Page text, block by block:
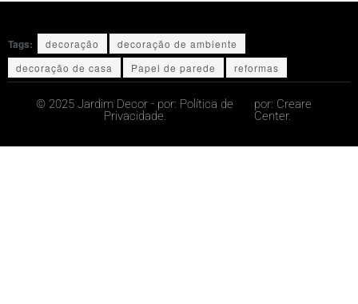
Tags: decoração
decoração de ambiente
decoração de casa
Papel de parede reformas
© 2025 Jardim Decor - por: Política de
Privacidade.
por: Creare
Center.